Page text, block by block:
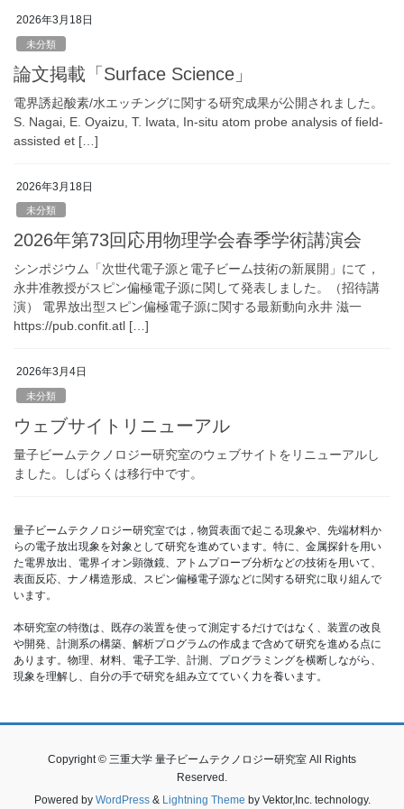
2026年3月18日
未分類
論文掲載「Surface Science」
電界誘起酸素/水エッチングに関する研究成果が公開されました。
S. Nagai, E. Oyaizu, T. Iwata, In-situ atom probe analysis of field-
assisted et […]
2026年3月18日
未分類
2026年第73回応用物理学会春季学術講演会
シンポジウム「次世代電子源と電子ビーム技術の新展開」にて，
永井准教授がスピン偏極電子源に関して発表しました。（招待講
演） 電界放出型スピン偏極電子源に関する最新動向永井 滋一
https://pub.confit.atl […]
2026年3月4日
未分類
ウェブサイトリニューアル
量子ビームテクノロジー研究室のウェブサイトをリニューアルし
ました。しばらくは移行中です。
量子ビームテクノロジー研究室では，物質表面で起こる現象や、先端材料か
らの電子放出現象を対象として研究を進めています。特に、金属探針を用い
た電界放出、電界イオン顕微鏡、アトムプローブ分析などの技術を用いて、
表面反応、ナノ構造形成、スピン偏極電子源などに関する研究に取り組んで
います。
本研究室の特徴は、既存の装置を使って測定するだけではなく、装置の改良
や開発、計測系の構築、解析プログラムの作成まで含めて研究を進める点に
あります。物理、材料、電子工学、計測、プログラミングを横断しながら、
現象を理解し、自分の手で研究を組み立てていく力を養います。
Copyright © 三重大学 量子ビームテクノロジー研究室 All Rights
Reserved.
Powered by WordPress& Lightning Theme by Vektor,Inc. technology.